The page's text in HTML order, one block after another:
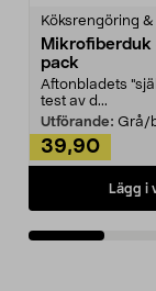
Köksrengöring
Mikrofiberduk
pack
Aftonbladets
test av d...
Utförande: Grå/
39,90
Lägg i